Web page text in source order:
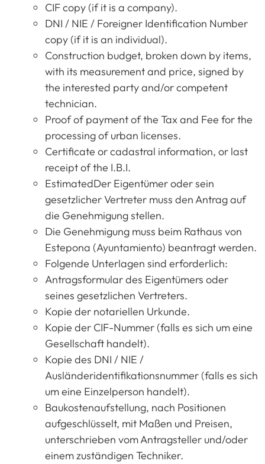
CIF copy (if it is a company).
DNI / NIE / Foreigner Identification Number
copy (if it is an individual).
Construction budget, broken down by items,
with its measurement and price, signed by
the interested party and/or competent
technician.
Proof of payment of the Tax and Fee for the
processing of urban licenses.
Certificate or cadastral information, or last
receipt of the I.B.I.
EstimatedDer Eigentümer oder sein
gesetzlicher Vertreter muss den Antrag auf
die Genehmigung stellen.
Die Genehmigung muss beim Rathaus von
Estepona (Ayuntamiento) beantragt werden.
Folgende Unterlagen sind erforderlich:
Antragsformular des Eigentümers oder
seines gesetzlichen Vertreters.
Kopie der notariellen Urkunde.
Kopie der CIF-Nummer (falls es sich um eine
Gesellschaft handelt).
Kopie des DNI / NIE /
Ausländeridentifikationsnummer (falls es sich
um eine Einzelperson handelt).
Baukostenaufstellung, nach Positionen
aufgeschlüsselt, mit Maßen und Preisen,
unterschrieben vom Antragsteller und/oder
einem zuständigen Techniker.